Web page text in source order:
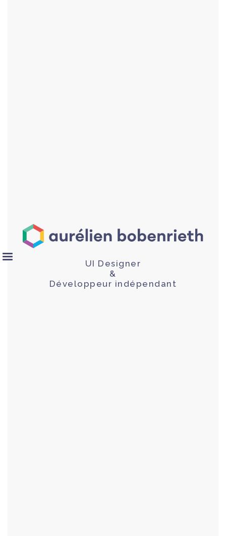
UI Designer
&
Développeur indépendant